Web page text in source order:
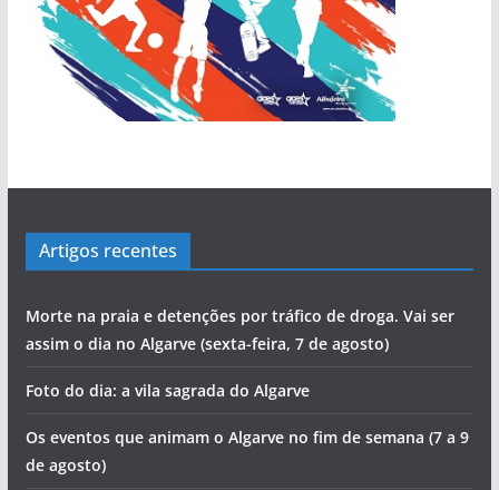
Artigos recentes
Morte na praia e detenções por tráfico de droga. Vai ser
assim o dia no Algarve (sexta-feira, 7 de agosto)
Foto do dia: a vila sagrada do Algarve
Os eventos que animam o Algarve no fim de semana (7 a 9
de agosto)